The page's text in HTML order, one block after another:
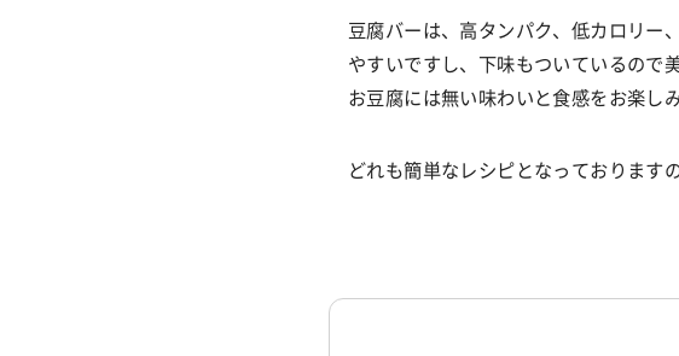
豆腐バーは、高タンパク、低カロリー
やすいですし、下味もついているので
お豆腐には無い味わいと食感をお楽し
どれも簡単なレシピとなっております